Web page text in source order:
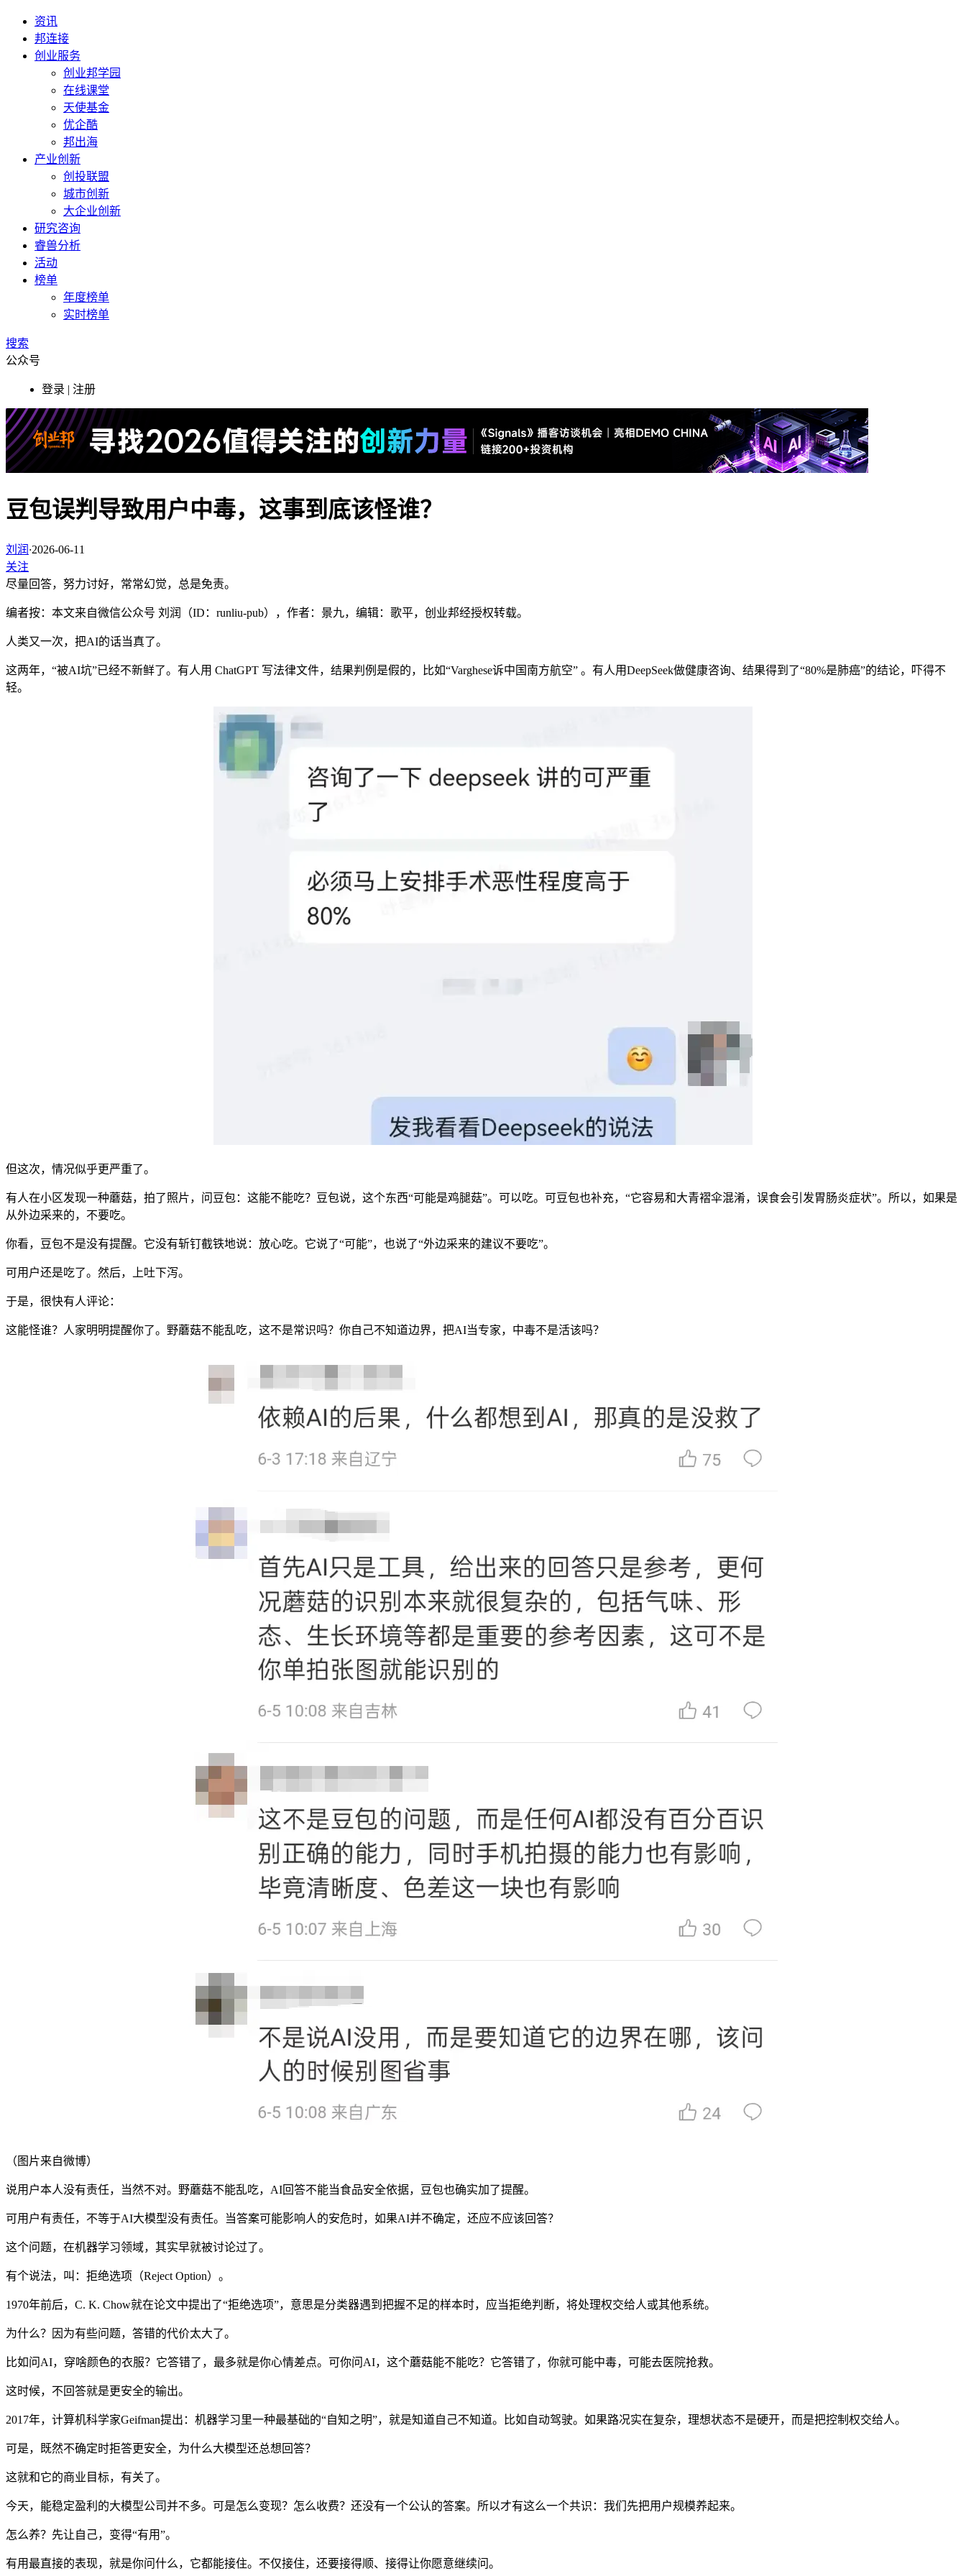
资讯
邦连接
创业服务
创业邦学园
在线课堂
天使基金
优企酷
邦出海
产业创新
创投联盟
城市创新
大企业创新
研究咨询
睿兽分析
活动
榜单
年度榜单
实时榜单
搜索
公众号
登录 | 注册
豆包误判导致用户中毒，这事到底该怪谁？
刘润 ·2026-06-11
关注
尽量回答，努力讨好，常常幻觉，总是免责。
编者按：本文来自微信公众号 刘润（ID：runliu-pub），作者：景九，编辑：歌平，创业邦经授权转载。
人类又一次，把AI的话当真了。
这两年，“被AI坑”已经不新鲜了。有人用 ChatGPT 写法律文件，结果判例是假的，比如“Varghese诉中国南方航空” 。有人用DeepSeek做健康咨询、结果得到了“80%是肺癌”的结论，吓得不
轻。
但这次，情况似乎更严重了。
有人在小区发现一种蘑菇，拍了照片，问豆包：这能不能吃？豆包说，这个东西“可能是鸡腿菇”。可以吃。可豆包也补充，“它容易和大青褶伞混淆，误食会引发胃肠炎症状”。所以，如果是
从外边采来的，不要吃。
你看，豆包不是没有提醒。它没有斩钉截铁地说：放心吃。它说了“可能”，也说了“外边采来的建议不要吃”。
可用户还是吃了。然后，上吐下泻。
于是，很快有人评论：
这能怪谁？人家明明提醒你了。野蘑菇不能乱吃，这不是常识吗？你自己不知道边界，把AI当专家，中毒不是活该吗？
（图片来自微博）
说用户本人没有责任，当然不对。野蘑菇不能乱吃，AI回答不能当食品安全依据，豆包也确实加了提醒。
可用户有责任，不等于AI大模型没有责任。当答案可能影响人的安危时，如果AI并不确定，还应不应该回答？
这个问题，在机器学习领域，其实早就被讨论过了。
有个说法，叫：拒绝选项（Reject Option）。
1970年前后，C. K. Chow就在论文中提出了“拒绝选项”，意思是分类器遇到把握不足的样本时，应当拒绝判断，将处理权交给人或其他系统。
为什么？因为有些问题，答错的代价太大了。
比如问AI，穿啥颜色的衣服？它答错了，最多就是你心情差点。可你问AI，这个蘑菇能不能吃？它答错了，你就可能中毒，可能去医院抢救。
这时候，不回答就是更安全的输出。
2017年，计算机科学家Geifman提出：机器学习里一种最基础的“自知之明”，就是知道自己不知道。比如自动驾驶。如果路况实在复杂，理想状态不是硬开，而是把控制权交给人。
可是，既然不确定时拒答更安全，为什么大模型还总想回答？
这就和它的商业目标，有关了。
今天，能稳定盈利的大模型公司并不多。可是怎么变现？怎么收费？还没有一个公认的答案。所以才有这么一个共识：我们先把用户规模养起来。
怎么养？先让自己，变得“有用”。
有用最直接的表现，就是你问什么，它都能接住。不仅接住，还要接得顺、接得让你愿意继续问。